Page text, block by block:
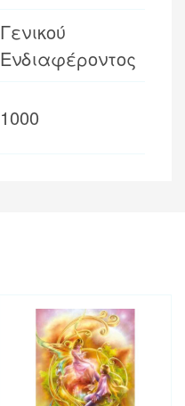
Γενικού
Ενδιαφέροντος
1000